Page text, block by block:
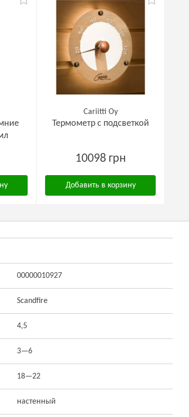
Cariitti Oy
Термометр с подсветкой
10098 грн
Добавить в корзину
00000010927
Scandfire
4,5
3—6
18—22
настенный